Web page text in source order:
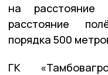
на
расстояние
порядка 500
ГК